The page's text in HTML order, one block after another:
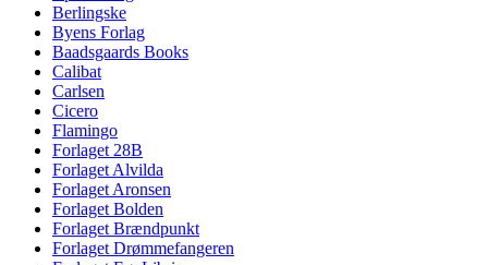
Berlingske
Byens Forlag
Baadsgaards Books
Calibat
Carlsen
Cicero
Flamingo
Forlaget 28B
Forlaget Alvilda
Forlaget Aronsen
Forlaget Bolden
Forlaget Brændpunkt
Forlaget Drømmefangeren